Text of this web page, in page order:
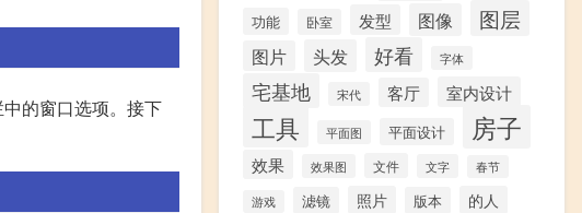
的窗口选项。接下
功能 卧室 发型 图像 图层
图片 头发 好看 字体
宅基地 宋代 客厅 室内设计
工具 平面图 平面设计 房子
效果 效果图 文件 文字 春节
游戏 滤镜 照片 版本 的人